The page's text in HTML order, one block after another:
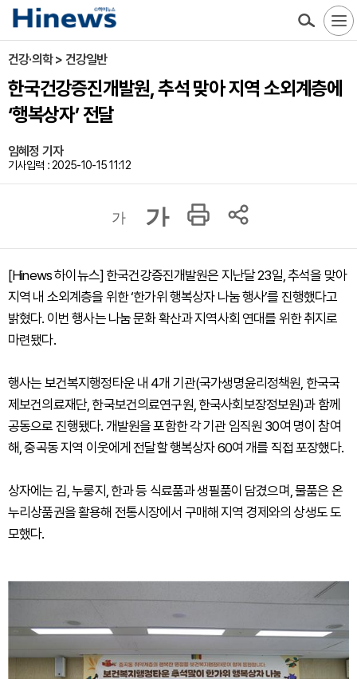
건강·의학 > 건강일반
한국건강증진개발원, 추석 맞아 지역 소외계층에
‘행복상자’ 전달
임혜정 기자
기사입력 : 2025-10-15 11:12
가 가
[Hinews 하이뉴스] 한국건강증진개발원은 지난달 23일, 추석을 맞아
지역 내 소외계층을 위한 ‘한가위 행복상자 나눔 행사’를 진행했다고
밝혔다. 이번 행사는 나눔 문화 확산과 지역사회 연대를 위한 취지로
마련됐다.
행사는 보건복지행정타운 내 4개 기관(국가생명윤리정책원, 한국국
제보건의료재단, 한국보건의료연구원, 한국사회보장정보원)과 함께
공동으로 진행됐다. 개발원을 포함한 각 기관 임직원 30여 명이 참여
해, 중곡동 지역 이웃에게 전달할 행복상자 60여 개를 직접 포장했다.
상자에는 김, 누룽지, 한과 등 식료품과 생필품이 담겼으며, 물품은 온
누리상품권을 활용해 전통시장에서 구매해 지역 경제와의 상생도 도
모했다.